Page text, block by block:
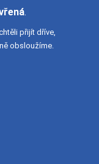
.
přijít dříve,
obsloužíme.